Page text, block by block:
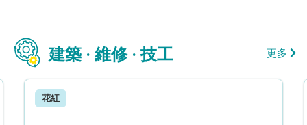
建築 · 維修 · 技工 更多
花紅